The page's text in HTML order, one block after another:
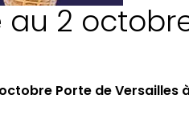
2 octobre
Porte de Versailles